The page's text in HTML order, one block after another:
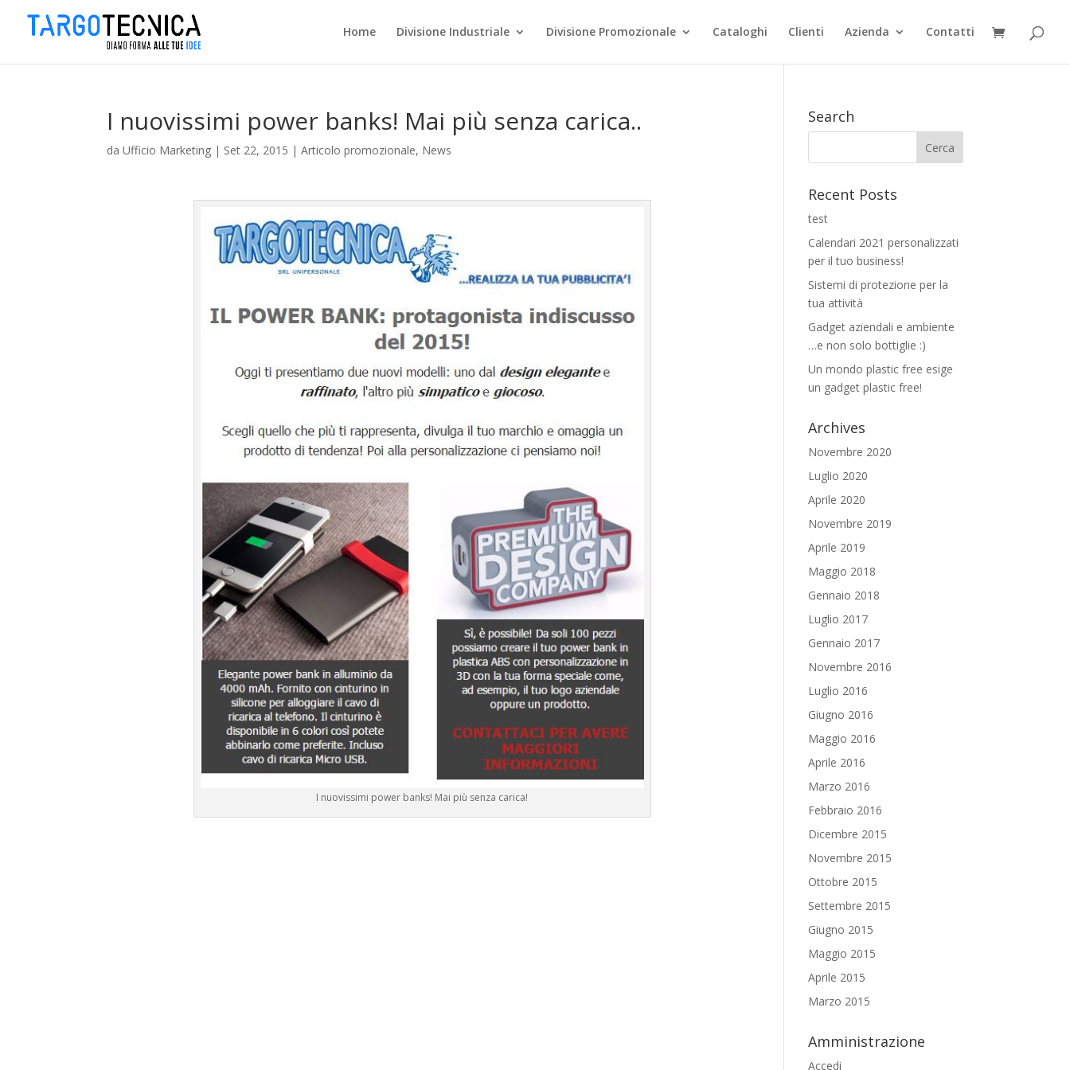
Home Divisione Industriale Divisione Promozionale Cataloghi Clienti Azienda Contatti
I nuovissimi power banks! Mai più senza carica..
daUfficio Marketing | Set 22, 2015 |Articolo promozionale, News
I nuovissimi power banks! Mai più senza carica!
Search
Recent Posts
test
Calendari 2021 personalizzati
per il tuo business!
Sistemi di protezione per la
tua attività
Gadget aziendali e ambiente
…e non solo bottiglie :)
Un mondo plastic free esige
un gadget plastic free!
Archives
Novembre 2020
Luglio 2020
Aprile 2020
Novembre 2019
Aprile 2019
Maggio 2018
Gennaio 2018
Luglio 2017
Gennaio 2017
Novembre 2016
Luglio 2016
Giugno 2016
Maggio 2016
Aprile 2016
Marzo 2016
Febbraio 2016
Dicembre 2015
Novembre 2015
Ottobre 2015
Settembre 2015
Giugno 2015
Maggio 2015
Aprile 2015
Marzo 2015
Amministrazione
Accedi